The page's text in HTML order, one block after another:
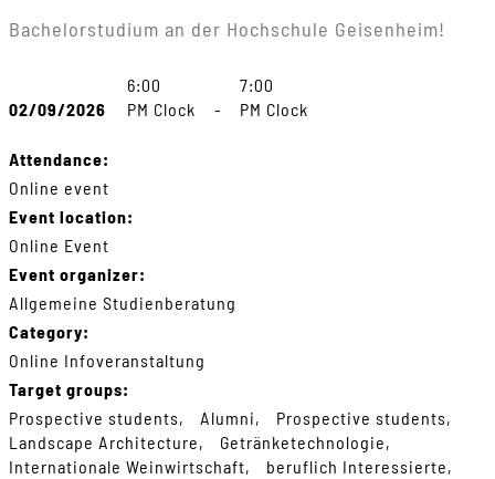
Bachelorstudium an der Hochschule Geisenheim!
02/09/2026
6:00
PM Clock
-
7:00
PM Clock
Attendance:
Online event
Event location:
Online Event
Event organizer:
Allgemeine Studienberatung
Category:
Online Infoveranstaltung
Target groups:
Prospective students
Alumni
Prospective students
Landscape Architecture
Getränketechnologie
Internationale Weinwirtschaft
beruflich Interessierte